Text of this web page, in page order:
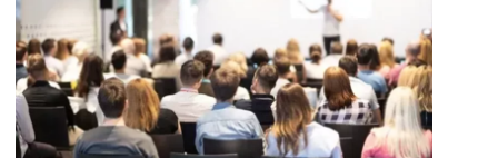
Printemps d’Urg’Ara le 16/05/